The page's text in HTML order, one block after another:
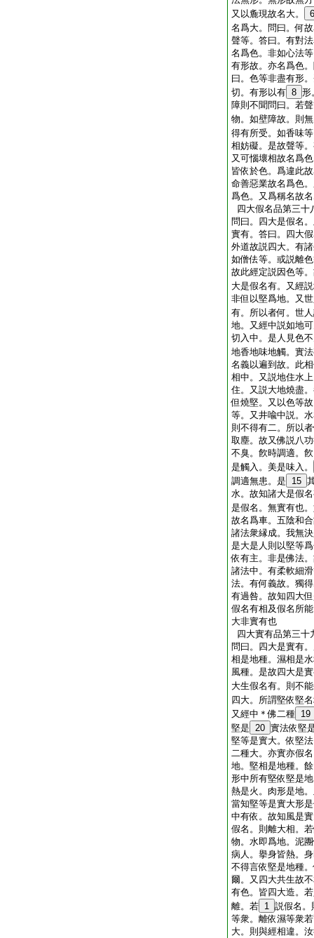
又以麁現故名大。
6
名爲大。問曰。何
聲等。答曰。有對
名爲色。非如心法
有形故。亦名爲色
曰。色等非盡有形
切。有形以有 8 形
障則不聞問曰。若
物。如壁障故。則
得有所受。如香味
相妨礙。是故聲等
又可惱壞相故名爲
皆依於色。爲違此
命善惡業故名爲色
爲色。又爲稱名故
四大假名品第三十
問曰。四大是假名
實有。答曰。四大
外道故説四大。有
如僧佉等。或説離
故此經定説因色等
大是假名有。又經
非但以堅爲地。又
有。所以者何。世
地。又經中説如地
切入中。是人見色
地香地味地觸。實
名義以遍到故。此
相中。又説地住水
住。又説大地燒盡
但燒堅。又以色等
等。又井喩中説。
則不得有二。所以
取塵。故又佛説八
不臭。飮時調適。
是觸入。美是味入。
調適無患。是
15
水。故知諸大是假
是假名。無實有也
故名爲車。五陰和
諸法衆縁成。我無
是大是人則以堅等
依有主。非是佛法
諸法中。有柔軟細
法。有何義故。獨
有過咎。故知四大
假名有相及假名所
大非實有也
四大實有品第三十
問曰。四大是實有
相是地種。濕相是
風種。是故四大是
大生假名有。則不
四大。所謂堅依堅
又經中＊佛二種 19
堅是 20 實法依堅
堅等是實大。依堅
二種大。亦實亦假
地。堅相是地種。
形中所有堅依堅是
熱是火。肉形是地
當知堅等是實大形
中有依。故知風是
假名。則離大相。
物。水即爲地。泥
病人。擧身皆熱。
不得言依堅是地種
爾。又四大共生故
有色。皆四大造。
離。若 1 説假名。
等衆。離依濕等衆
大。則與經相違。